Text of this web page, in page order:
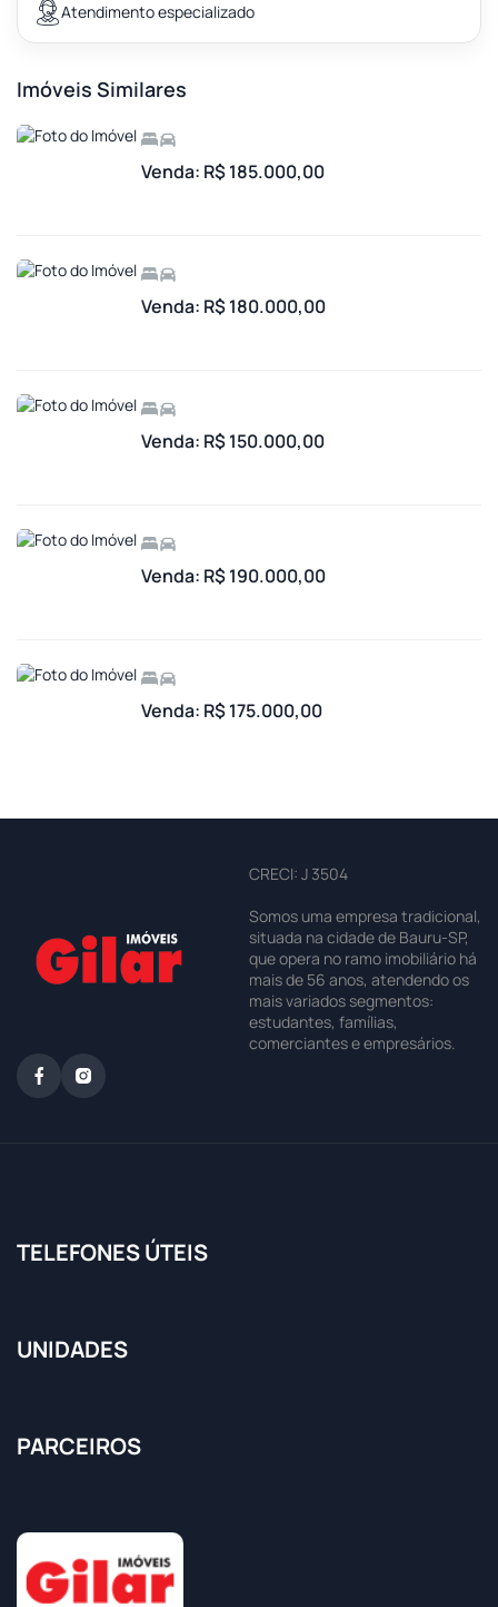
Atendimento especializado
Imóveis Similares
Venda: R$ 185.000,00
Venda: R$ 180.000,00
Venda: R$ 150.000,00
Venda: R$ 190.000,00
Venda: R$ 175.000,00
CRECI: J 3504
Somos uma empresa tradicional,
situada na cidade de Bauru-SP,
que opera no ramo imobiliário há
mais de 56 anos, atendendo os
mais variados segmentos:
estudantes, famílias,
comerciantes e empresários.
TELEFONES ÚTEIS
UNIDADES
PARCEIROS